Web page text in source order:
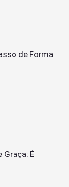
de Forma
Graça: É